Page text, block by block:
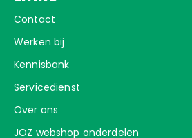
Contact
Werken bij
Kennisbank
Servicedienst
Over ons
JOZ webshop onderdelen